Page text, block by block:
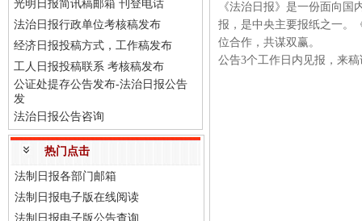
光明日报简讯稿邮箱 刊登电话
法治日报行政单位考核稿发布
经济日报投稿方式，工作稿发布
工人日报投稿联系 考核稿发布
公证处提存公告发布-法治日报公告
发
法治日报公告咨询
热门点击
法制日报各部门邮箱
法制日报电子版在线阅读
法制日报电子版公告查询
《法治日报》是一份面向
报，是中央主要报纸之一。
位合作，共谋双赢。
公告3个工作日内见报，来